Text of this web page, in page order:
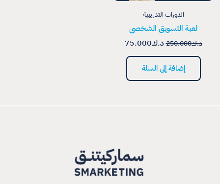
الدورات التدريبية
لعبة التسويق الشخصي
د.ك250.000د.ك75.000
إضافة إلى السلة